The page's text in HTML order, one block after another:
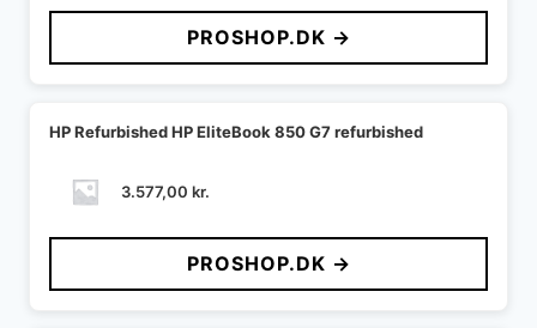
PROSHOP.DK →
HP Refurbished HP EliteBook 850 G7 refurbished
3.577,00 kr.
PROSHOP.DK →